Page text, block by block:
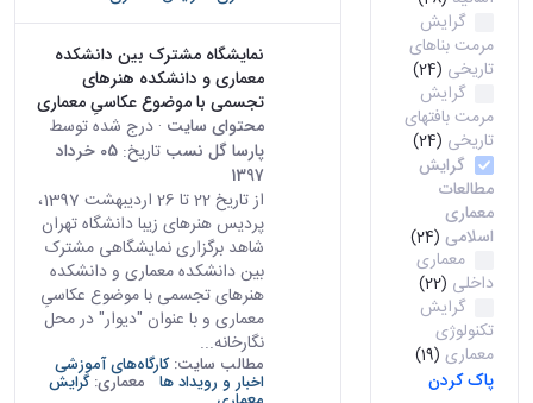
گرایش
مرمت بناهای
تاریخی (24)
گرایش
مرمت بافتهای
تاریخی (24)
گرایش
مطالعات
معماری
اسلامی (24)
معماری
داخلی (22)
گرایش
تکنولوژی
معماری (19)
پاک کردن
نمایشگاه مشترک بین دانشکده
معماری و دانشکده هنرهای
تجسمی با موضوع عکاسیِ معماری
محتوای سایت · درج شده توسط
پارسا گل نسب تاریخ:
05 خرداد
1397
از تاریخ 22 تا 26 اردیبهشت 1397،
پردیس هنرهای زیبا دانشگاه تهران
شاهد برگزاری نمایشگاهی مشترک
بین دانشکده معماری و دانشکده
هنرهای تجسمی با موضوع عکاسیِ
معماری و با عنوان "دیوار" در محل
نگارخانه...
مطالب سایت:کارگاه‌های آموزشی
اخبار و رویداد ها معماری:گرایش